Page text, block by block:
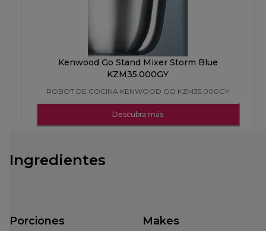
Kenwood Go Stand Mixer Storm Blue
KZM35.000GY
ROBOT DE COCINA KENWOOD GO KZM35.000GY
Descubra más
Ingredientes
Porciones Makes